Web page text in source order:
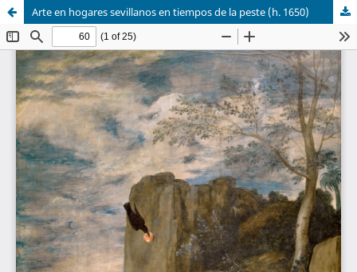
Arte en hogares sevillanos en tiempos de la peste (h. 1650)